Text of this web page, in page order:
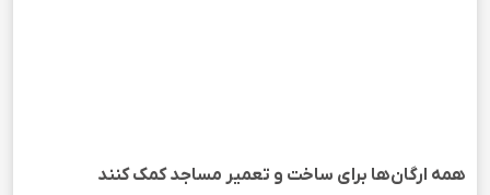
همه ارگان‌ها برای ساخت و تعمیر مساجد کمک کنند